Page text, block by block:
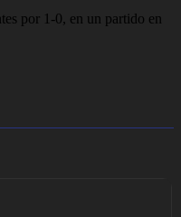
por 1-0, en un partido en